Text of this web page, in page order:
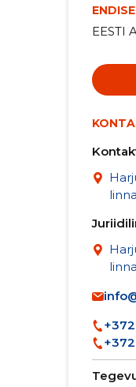
EESTI
+372